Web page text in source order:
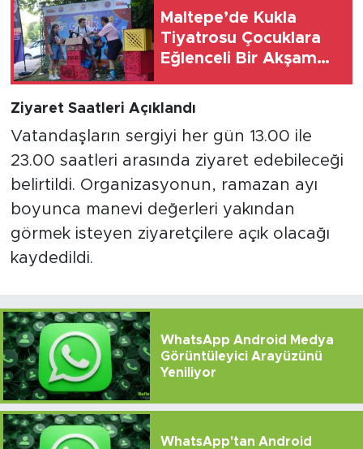
Maltepe’de Kukla
Tiyatrosu Çocuklara
Eğlenceli Bir Akşam
Ziyaret Saatleri Açıklandı
Vatandaşların sergiyi her gün 13.00 ile
23.00 saatleri arasında ziyaret edebileceği
belirtildi. Organizasyonun, ramazan ayı
boyunca manevi değerleri yakından
görmek isteyen ziyaretçilere açık olacağı
kaydedildi.
WhatsApp Android Medya
Görüntüleyici Arayüzünü
Yeniliyor
WhatsApp'tan Android